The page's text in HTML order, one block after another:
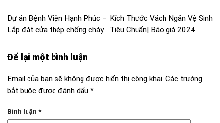
Dự án Bệnh Viện Hạnh Phúc –
Lắp đặt cửa thép chống cháy
Kích Thước Vách Ngăn Vệ Sinh
Tiêu Chuẩn| Báo giá 2024
Để lại một bình luận
Email của bạn sẽ không được hiển thị công khai. Các trường
bắt buộc được đánh dấu *
Bình luận *